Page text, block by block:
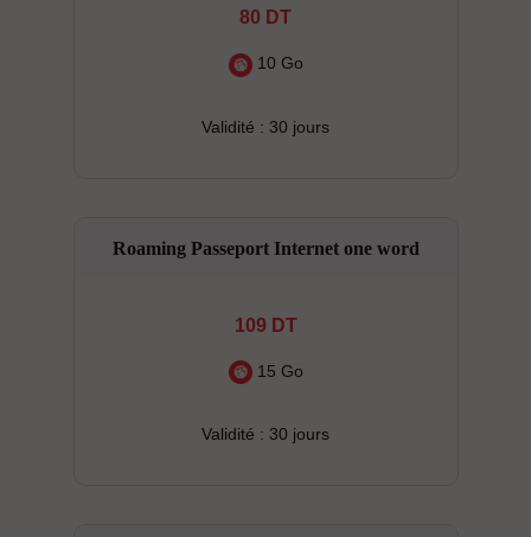
80 DT
10 Go
Validité : 30 jours
Roaming Passeport Internet one word
109 DT
15 Go
Validité : 30 jours